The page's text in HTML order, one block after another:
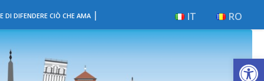
Apri la
DI DIFENDERE CIÒ CHE AMA | RO
IT